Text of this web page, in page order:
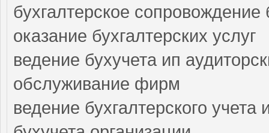
бухгалтерское
оказание бухгалтерских услуг
ведение бухучета ип
обслуживание фирм
ведение бухгалтерского